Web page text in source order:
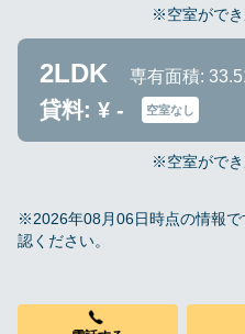
※空室ができ
2LDK 専有面積:
貸料: ¥ - 空室なし
※空室ができ
※2026年08月06日時点の情報
認ください。